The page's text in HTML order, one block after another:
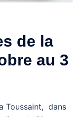
de la
au 3
Toussaint, dans